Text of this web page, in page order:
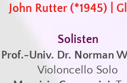
John Rutter (*1945) |
Solisten
Prof.-Univ. Dr. Norman
Violoncello Solo